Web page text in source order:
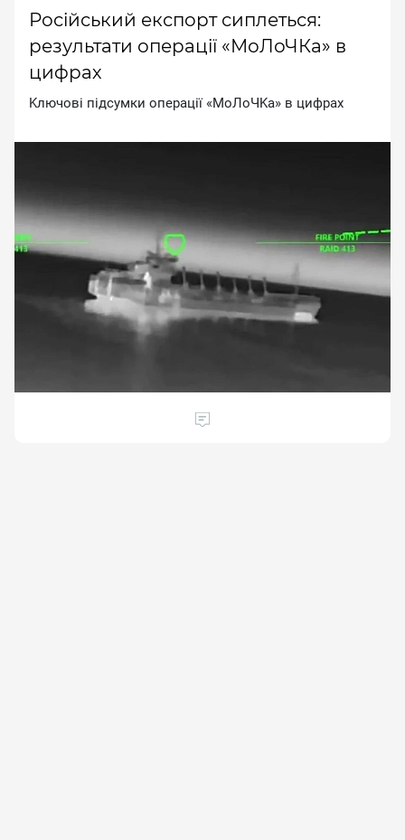
Російський експорт сиплеться:
результати операції «МоЛоЧКа» в
цифрах
Kлючoвi пiдcумки oпepaцiї «MoЛoЧKa» в цифpax